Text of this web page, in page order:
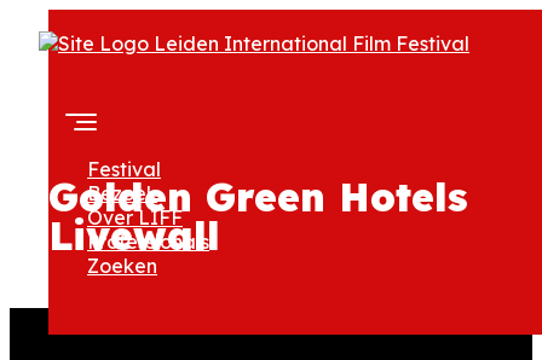
Festival
Bezoek
Over LIFF
Professionals
Zoeken
Golden Green Hotels
Livewall